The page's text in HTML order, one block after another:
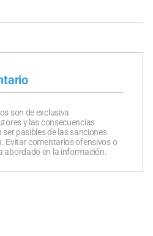
son de exclusiva
y las consecuencias
pasibles de las sanciones
Evitar comentarios ofensivos o
abordado en la información.